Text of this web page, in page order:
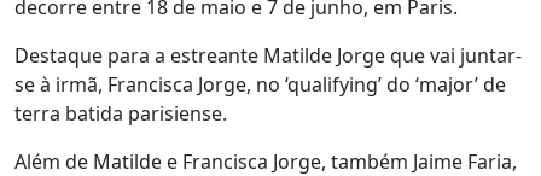
decorre entre 18 de maio e 7 de junho, em Paris.
Destaque para a estreante Matilde Jorge que vai juntar-
se à irmã, Francisca Jorge, no ‘qualifying’ do ‘major’ de
terra batida parisiense.
Além de Matilde e Francisca Jorge, também Jaime Faria,